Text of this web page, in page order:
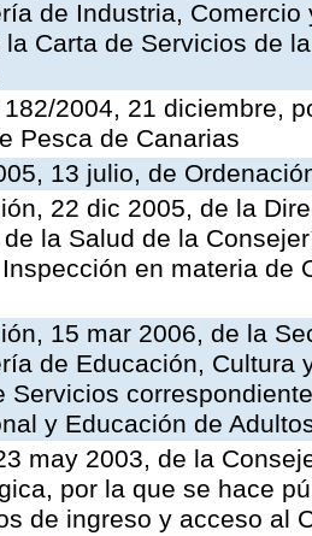
de Industria,
la Carta de Servicios de
2004, 21 diciembre,
Pesca de Canarias
13 julio, de
22 dic 2005, de la
la Salud de la
en materia de
15 mar 2006, de la
de Educación, Cultura
Servicios
y Educación de
may 2003, de la
por la que se hace
de ingreso y acceso al